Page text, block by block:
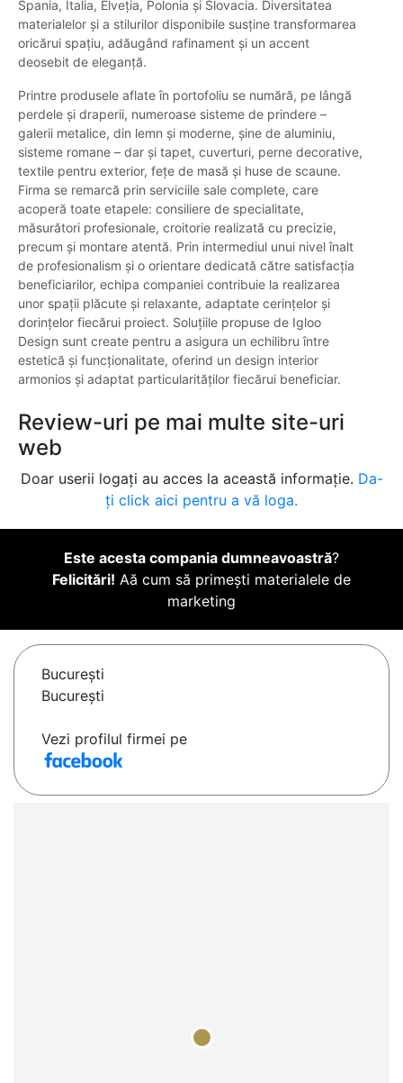
Spania, Italia, Elveția, Polonia și Slovacia. Diversitatea
materialelor și a stilurilor disponibile susține transformarea
oricărui spațiu, adăugând rafinament și un accent
deosebit de eleganță.
Printre produsele aflate în portofoliu se numără, pe lângă
perdele și draperii, numeroase sisteme de prindere –
galerii metalice, din lemn și moderne, șine de aluminiu,
sisteme romane – dar și tapet, cuverturi, perne decorative,
textile pentru exterior, fețe de masă și huse de scaune.
Firma se remarcă prin serviciile sale complete, care
acoperă toate etapele: consiliere de specialitate,
măsurători profesionale, croitorie realizată cu precizie,
precum și montare atentă. Prin intermediul unui nivel înalt
de profesionalism și o orientare dedicată către satisfacția
beneficiarilor, echipa companiei contribuie la realizarea
unor spații plăcute și relaxante, adaptate cerințelor și
dorințelor fiecărui proiect. Soluțiile propuse de Igloo
Design sunt create pentru a asigura un echilibru între
estetică și funcționalitate, oferind un design interior
armonios și adaptat particularităților fiecărui beneficiar.
Review-uri pe mai multe site-uri
web
Doar userii logați au acces la această informație. Da-
ți click aici pentru a vă loga.
Este acesta compania dumneavoastră?
Felicitări! Aă cum să primești materialele de
marketing
Bucureşti
București
Vezi profilul firmei pe